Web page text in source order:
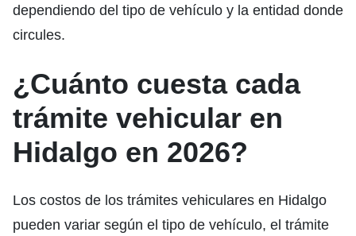
dependiendo del tipo de vehículo y la entidad donde
circules.
¿Cuánto cuesta cada
trámite vehicular en
Hidalgo en 2026?
Los costos de los trámites vehiculares en Hidalgo
pueden variar según el tipo de vehículo, el trámite